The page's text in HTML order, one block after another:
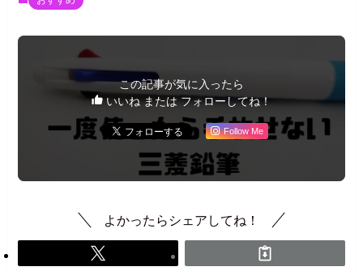
この記事が気に入ったら
いいね または フォローしてね！
Follow Me
よかったらシェアしてね！